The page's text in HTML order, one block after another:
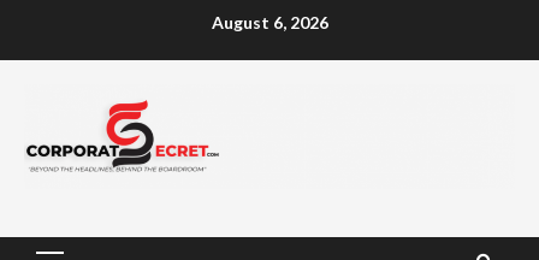
August 6, 2026